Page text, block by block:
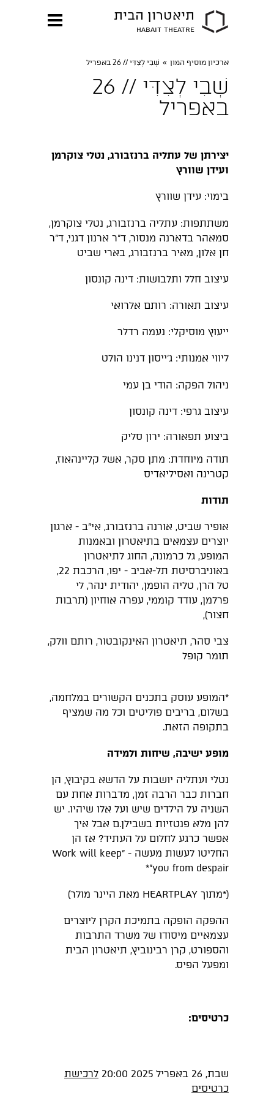
תיאטרון הבית
HABAIT THEATRE
ארכיון מוסיף המון » שְׁבִי לְצִדִּי // 26 באפריל
שְׁבִי לְצִדִּי // 26
באפריל
יצירתן של עתליה ברנזבורג, נטלי צוקרמן
ועידן שוורץ
בימוי: עידן שוורץ
משתתפות: עתליה ברנזבורג, נטלי צוקרמן,
סמאהר בדארנה מנסור, ד"ר ארנון דגני, ד"ר
חן אלון, מאיר ברנזבורג, בארי שביט
עיצוב חלל ותלבושות: דינה קונסון
עיצוב תאורה: רותם אלרואי
ייעוץ מוסיקלי: נעמה רדלר
ליווי אמנותי: ג'ייסון דנינו הולט
ניהול הפקה: הודי בן עמי
עיצוב גרפי: דינה קונסון
ביצוע תפאורה: ירון סליק
תודה מיוחדת: מתן סקר, אשל קליינהאוז,
קטרינה ואסיליאדיס
תודות
אופיר שביט, אורנה ברנזבורג, אי"ב - ארגון
יוצרים עצמאים בתיאטרון ובאמנות
המופע, גל כרמונה, החוג לתיאטרון
באוניברסיטת תל-אביב - יפו, הרכבת 22,
טל הרן, טליה הופמן, יהודית ינהר, לי
פרלמן, עודד קוממי, עפרה אוחיון (תרבות
חצור),
צבי סהר, תיאטרון האינקובטור, רותם וולק,
תומר קופל
*המופע עוסק בתכנים הקשורים במלחמה,
בשלום, בריבים פוליטים וכל מה שמציף
בתקופה הזאת.
מופע ישיבה, שיחות ולמידה
נטלי ועתליה יושבות על הדשא בקיבוץ, הן
חברות כבר הרבה זמן, מדברות אחת עם
השניה על הילדים שיש ועל אלו שיהיו. יש
להן מלא פנטזיות בשבילן.ם אבל איך
אפשר כרגע לחלום על העתיד? אז הן
החליטו לעשות מעשה - "Work will keep
you from despair"*
(*מתוך HEARTPLAY מאת היינר מולר)
ההפקה הופקה בתמיכת הקרן ליוצרים
עצמאיים מיסודו של משרד התרבות
והספורט, קרן רבינוביץ, תיאטרון הבית
ומפעל הפיס.
כרטיסים:
שבת, 26 באפריל 2025 20:00
לרכישת
כרטיסים